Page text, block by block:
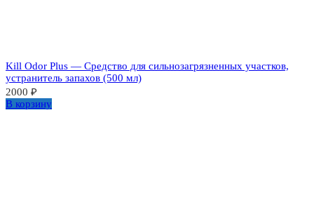
Kill Odor Plus — Средство для сильнозагрязненных участков,
устранитель запахов (500 мл)
2000 ₽
В корзину